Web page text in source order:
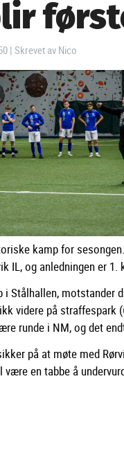
| Skrevet av Nico
kamp for sesongen.
IL, og anledningen er
Stålhallen, motstander
videre på straffespark
runde i NM, og det
på at møte med
en tabbe å